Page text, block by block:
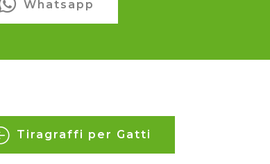
Whatsapp
Tiragraffi per Gatti